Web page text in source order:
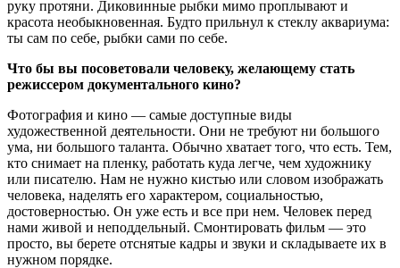
руку протяни. Диковинные рыбки мимо проплывают и
красота необыкновенная. Будто прильнул к стеклу аквариума:
ты сам по себе, рыбки сами по себе.
Что бы вы посоветовали человеку, желающему стать
режиссером документального кино?
Фотография и кино — самые доступные виды
художественной деятельности. Они не требуют ни большого
ума, ни большого таланта. Обычно хватает того, что есть. Тем,
кто снимает на пленку, работать куда легче, чем художнику
или писателю. Нам не нужно кистью или словом изображать
человека, наделять его характером, социальностью,
достоверностью. Он уже есть и все при нем. Человек перед
нами живой и неподдельный. Смонтировать фильм — это
просто, вы берете отснятые кадры и звуки и складываете их в
нужном порядке.